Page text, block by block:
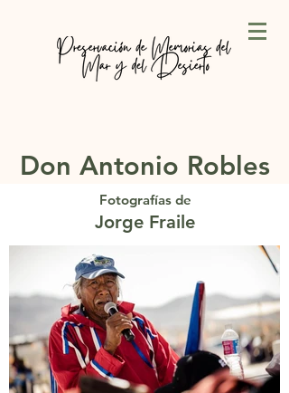
Don Antonio Robles
Fotografías de
Jorge Fraile